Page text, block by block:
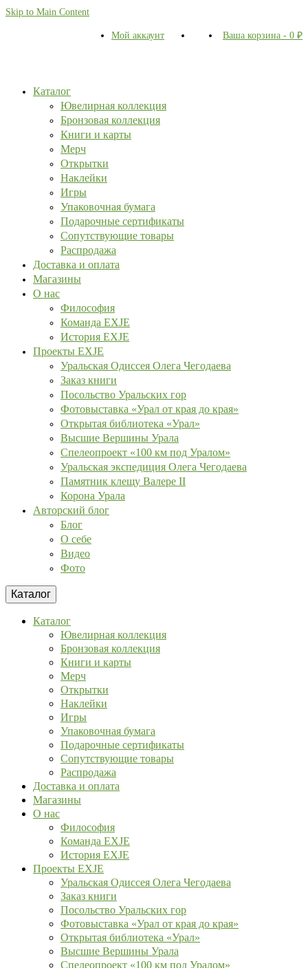
Skip to Main Content
Мой аккаунт Ваша корзина - 0 ₽
Каталог
Ювелирная коллекция
Бронзовая коллекция
Книги и карты
Мерч
Открытки
Наклейки
Игры
Упаковочная бумага
Подарочные сертификаты
Сопутствующие товары
Распродажа
Доставка и оплата
Магазины
О нас
Философия
Команда EXJE
История EXJE
Проекты EXJE
Уральская Одиссея Олега Чегодаева
Заказ книги
Посольство Уральских гор
Фотовыставка «Урал от края до края»
Открытая библиотека «Урал»
Высшие Вершины Урала
Спелеопроект «100 км под Уралом»
Уральская экспедиция Олега Чегодаева
Памятник клещу Валере II
Корона Урала
Авторский блог
Блог
О себе
Видео
Фото
Каталог
Каталог
Ювелирная коллекция
Бронзовая коллекция
Книги и карты
Мерч
Открытки
Наклейки
Игры
Упаковочная бумага
Подарочные сертификаты
Сопутствующие товары
Распродажа
Доставка и оплата
Магазины
О нас
Философия
Команда EXJE
История EXJE
Проекты EXJE
Уральская Одиссея Олега Чегодаева
Заказ книги
Посольство Уральских гор
Фотовыставка «Урал от края до края»
Открытая библиотека «Урал»
Высшие Вершины Урала
Спелеопроект «100 км под Уралом»